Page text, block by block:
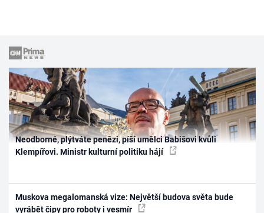
Neodborné, plýtváte penězi, píší umělci Babišovi kvůli
Klempířovi. Ministr kulturní politiku hájí
Muskova megalomanská vize: Největší budova světa bude
vyrábět čipy pro roboty i vesmír